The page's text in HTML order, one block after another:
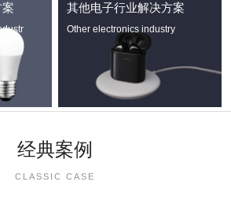
其他电子行业解决方案
Other electronics industry
经典案例
CLASSIC CASE